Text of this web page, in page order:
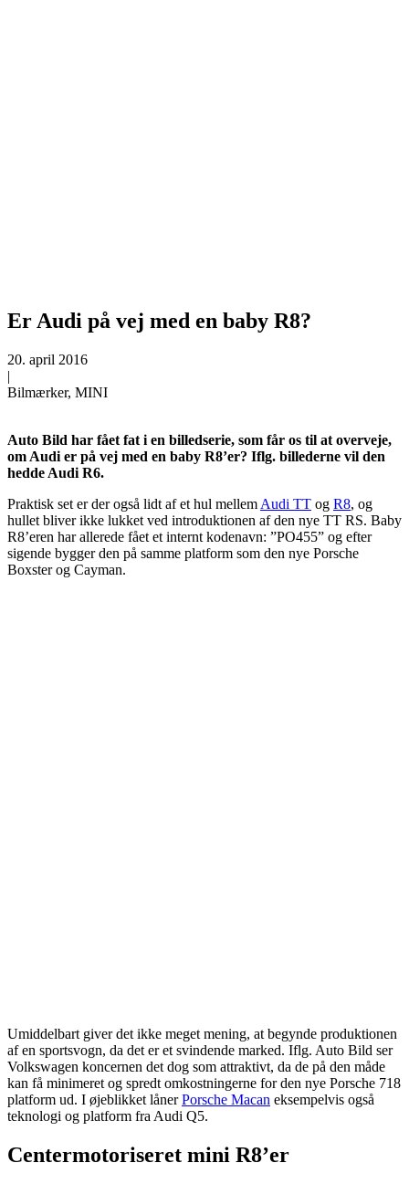
Er Audi på vej med en baby R8?
20. april 2016
|
Bilmærker, MINI
Auto Bild har fået fat i en billedserie, som får os til at overveje,
om Audi er på vej med en baby R8’er? Iflg. billederne vil den
hedde Audi R6.
Praktisk set er der også lidt af et hul mellem Audi TT og R8, og
hullet bliver ikke lukket ved introduktionen af den nye TT RS. Baby
R8’eren har allerede fået et internt kodenavn: ”PO455” og efter
sigende bygger den på samme platform som den nye Porsche
Boxster og Cayman.
Umiddelbart giver det ikke meget mening, at begynde produktionen
af en sportsvogn, da det er et svindende marked. Iflg. Auto Bild ser
Volkswagen koncernen det dog som attraktivt, da de på den måde
kan få minimeret og spredt omkostningerne for den nye Porsche 718
platform ud. I øjeblikket lånerPorsche Macan eksempelvis også
teknologi og platform fra Audi Q5.
Centermotoriseret mini R8’er